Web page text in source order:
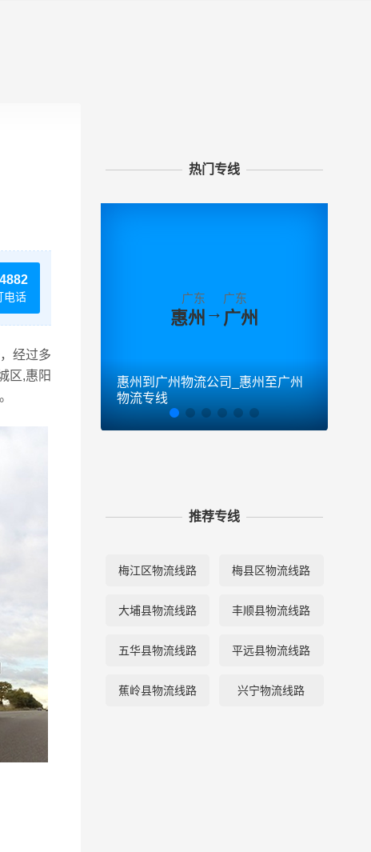
电话
经过多
区,惠阳
热门专线
广东
惠州 →
广东
广州
惠州到广州物流公司_惠州至广州
物流专线
推荐专线
梅江区物流线路 梅县区物流线路
大埔县物流线路 丰顺县物流线路
五华县物流线路 平远县物流线路
蕉岭县物流线路 兴宁物流线路